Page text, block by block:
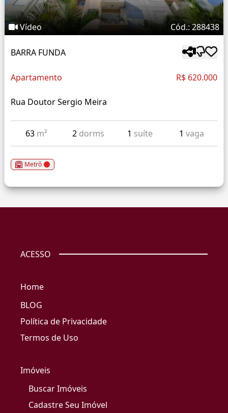
Vídeo Cód.: 288438
BARRA FUNDA
Apartamento R$ 620.000
Rua Doutor Sergio Meira
63 m² 2 dorms 1 suíte 1 vaga
Metrô
ACESSO
Home
BLOG
Política de Privacidade
Termos de Uso
Imóveis
Buscar Imóveis
Cadastre Seu Imóvel